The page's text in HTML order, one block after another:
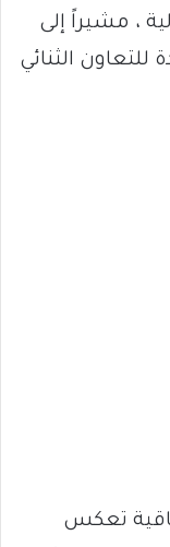
، مشيراً إلى
الثنائي
تعكس